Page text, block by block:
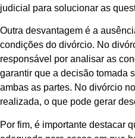
judicial para solucionar as
Outra desvantagem é a
condições do divórcio. No
responsável por analisar as
garantir que a decisão tomada
ambas as partes. No divórcio
realizada, o que pode gerar
Por fim, é importante destacar